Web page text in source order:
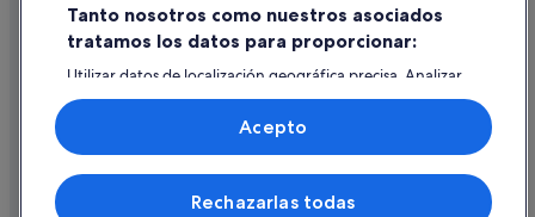
Pensiones en Cenlle
Utilizar un cupón de Expedia
Documentos para viajes internacionales
© 2026 Expedia, Inc., una empresa de Expedia Group. Todos los
derechos reservados. Expedia y el logotipo de Expedia son marcas
Tanto nosotros como nuestros asociados
tratamos los datos para proporcionar:
Utilizar datos de localización geográfica precisa. Analizar
activamente las características del dispositivo para su
identificación. Almacenar la información en un dispositivo
y/o acceder a ella. Publicidad y contenido personalizados,
medición de publicidad y contenido, investigación de
audiencia y desarrollo de servicios.
Lista de asociados (proveedores)
Rechazarlas todas
Acepto